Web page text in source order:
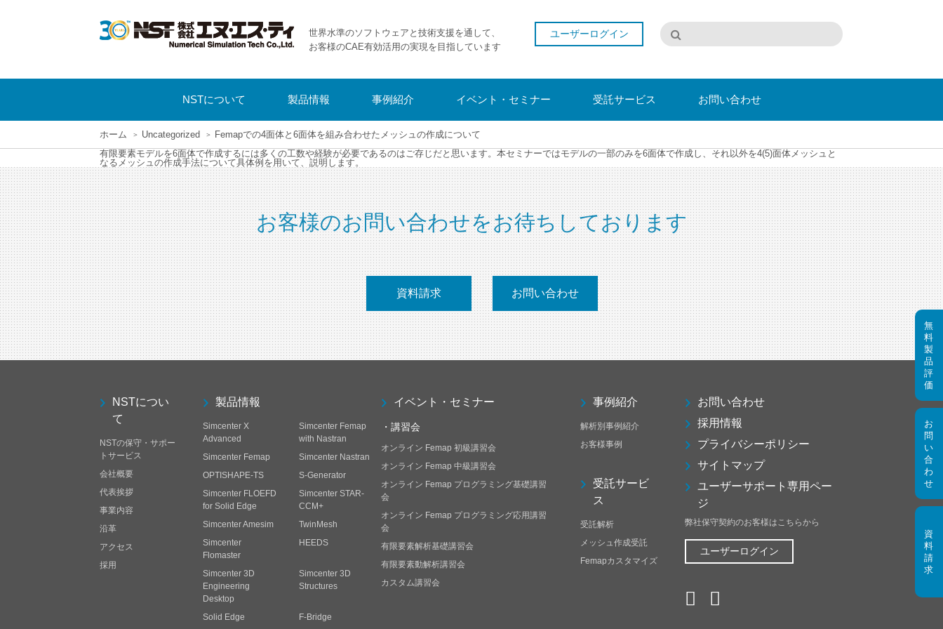
世界水準のソフトウェアと技術支援を通して、
お客様のCAE有効活用の実現を目指しています
ユーザーログイン
NSTについて 製品情報 事例紹介 イベント・セミナー 受託サービス お問い合わせ
ホーム Uncategorized
Femapでの4面体と6面体を組み合わせたメッシュの作成について
有限要素モデルを6面体で作成するには多くの工数や経験が必要であるのはご存じだと思います。本セミナーではモデルの一部のみを6面体で作成し、それ以外を4(5)面体メッシュと
なるメッシュの作成手法について具体例を用いて、説明します。
お客様のお問い合わせをお待ちしております
資料請求 お問い合わせ
NSTについ
て
NSTの保守・サポー
トサービス
会社概要
代表挨拶
事業内容
沿革
アクセス
採用
製品情報
Simcenter X
Advanced
Simcenter Femap
with Nastran
Simcenter Femap
Simcenter Nastran
OPTISHAPE-TS
S-Generator
Simcenter FLOEFD
for Solid Edge
Simcenter STAR-
CCM+
Simcenter Amesim
TwinMesh
Simcenter
Flomaster
HEEDS
Simcenter 3D
Engineering
Desktop
Simcenter 3D
Structures
Solid Edge F-Bridge
イベント・セミナー
・講習会
オンライン Femap 初級講習会
オンライン Femap 中級講習会
オンライン Femap プログラミング基礎講習
会
オンライン Femap プログラミング応用講習
会
有限要素解析基礎講習会
有限要素動解析講習会
カスタム講習会
事例紹介
解析別事例紹介
お客様事例
受託サービ
ス
受託解析
メッシュ作成受託
Femapカスタマイズ
お問い合わせ
採用情報
プライバシーポリシー
サイトマップ
ユーザーサポート専用ペー
ジ
弊社保守契約のお客様はこちらから
ユーザーログイン